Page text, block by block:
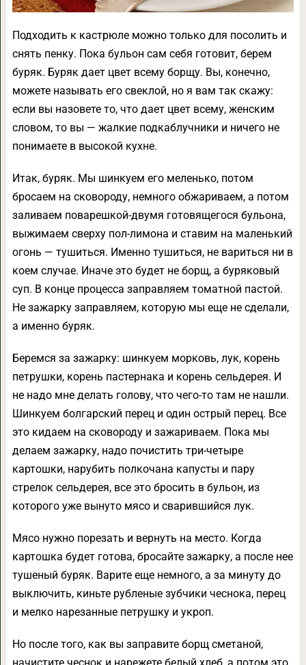
Подходить к кастрюле можно только для посолить и
снять пенку. Пока бульон сам себя готовит, берем
буряк. Буряк дает цвет всему борщу. Вы, конечно,
можете называть его свеклой, но я вам так скажу:
если вы назовете то, что дает цвет всему, женским
словом, то вы — жалкие подкаблучники и ничего не
понимаете в высокой кухне.
Итак, буряк. Мы шинкуем его меленько, потом
бросаем на сковороду, немного обжариваем, а потом
заливаем поварешкой-двумя готовящегося бульона,
выжимаем сверху пол-лимона и ставим на маленький
огонь — тушиться. Именно тушиться, не вариться ни в
коем случае. Иначе это будет не борщ, а буряковый
суп. В конце процесса заправляем томатной пастой.
Не зажарку заправляем, которую мы еще не сделали,
а именно буряк.
Беремся за зажарку: шинкуем морковь, лук, корень
петрушки, корень пастернака и корень сельдерея. И
не надо мне делать голову, что чего-то там не нашли.
Шинкуем болгарский перец и один острый перец. Все
это кидаем на сковороду и зажариваем. Пока мы
делаем зажарку, надо почистить три-четыре
картошки, нарубить полкочана капусты и пару
стрелок сельдерея, все это бросить в бульон, из
которого уже вынуто мясо и сварившийся лук.
Мясо нужно порезать и вернуть на место. Когда
картошка будет готова, бросайте зажарку, а после нее
тушеный буряк. Варите еще немного, а за минуту до
выключить, киньте рубленые зубчики чеснока, перец
и мелко нарезанные петрушку и укроп.
Но после того, как вы заправите борщ сметаной,